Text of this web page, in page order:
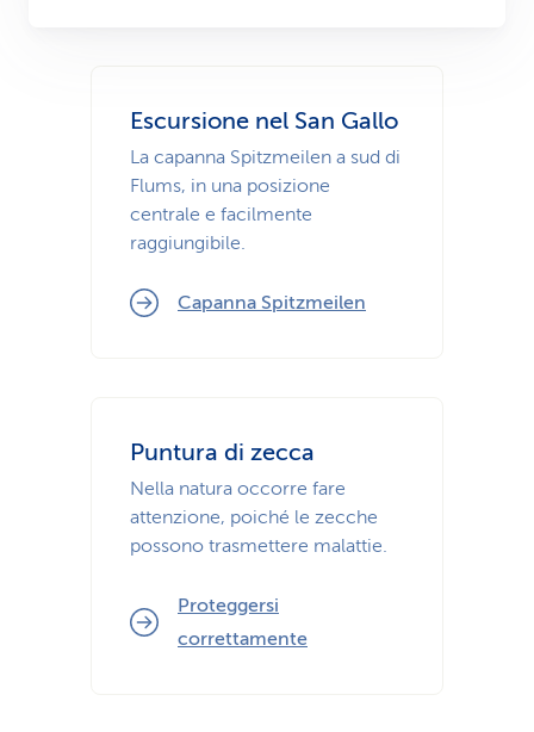
i
o
Escursione nel San Gallo
La capanna Spitzmeilen a sud di
Flums, in una posizione
centrale e facilmente
raggiungibile.
Capanna Spitzmeilen
Puntura di zecca
Nella natura occorre fare
attenzione, poiché le zecche
possono trasmettere malattie.
Proteggersi
correttamente